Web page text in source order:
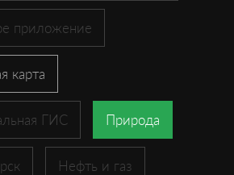
приложение
карта
ГИС Природа
Нефть и газ